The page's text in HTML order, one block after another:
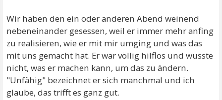
Wir haben den ein oder anderen Abend weinend
nebeneinander gesessen, weil er immer mehr anfing
zu realisieren, wie er mit mir umging und was das
mit uns gemacht hat. Er war völlig hilflos und wusste
nicht, was er machen kann, um das zu ändern.
"Unfähig" bezeichnet er sich manchmal und ich
glaube, das trifft es ganz gut.